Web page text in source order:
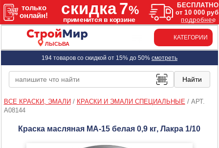
ЛЫСЬВА
КАТЕГОРИИ
194 товаров со скидкой от 15% до 50% смотреть
ВСЕ КРАСКИ, ЭМАЛИ / КРАСКИ И ЭМАЛИ СПЕЦИАЛЬНЫЕ / АРТ.
A08144
Краска масляная МА-15 белая 0,9 кг, Лакра 1/10